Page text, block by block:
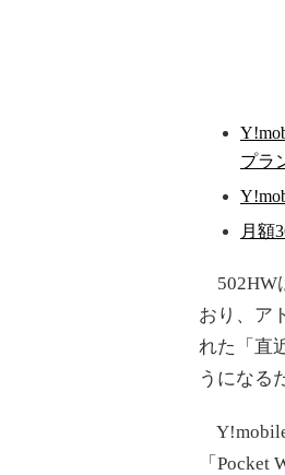
プラ
月額
502HW
おり、ア
れた「直
うになる
「